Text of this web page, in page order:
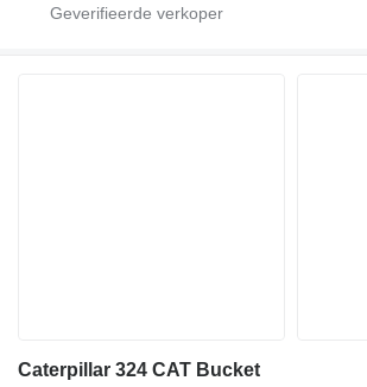
Caterpillar 324 CAT Bucket